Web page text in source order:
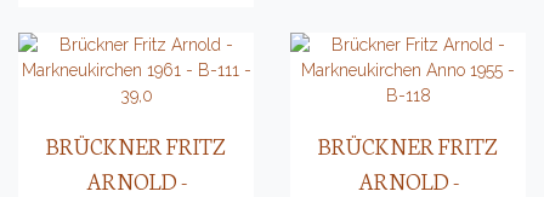
BRÜCKNER FRITZ
ARNOLD -
BRÜCKNER FRITZ
ARNOLD -